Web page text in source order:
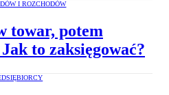
I ROZCHODÓW
towar, potem
to zaksięgować?